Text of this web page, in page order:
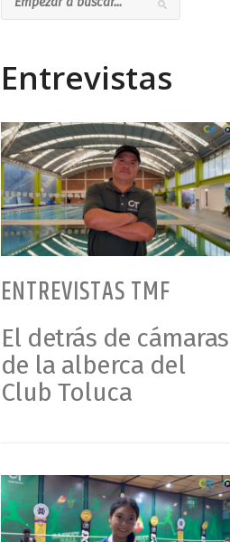
Entrevistas
ENTREVISTAS TMF
El detrás de cámaras
de la alberca del
Club Toluca